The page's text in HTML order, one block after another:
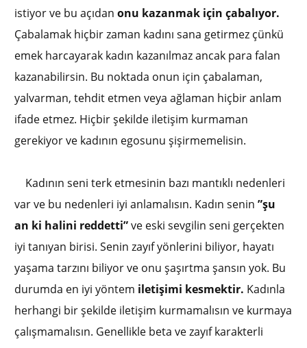
istiyor ve bu açıdanonu kazanmak için çabalıyor.
Çabalamak hiçbir zaman kadını sana getirmez çünkü
emek harcayarak kadın kazanılmaz ancak para falan
kazanabilirsin. Bu noktada onun için çabalaman,
yalvarman, tehdit etmen veya ağlaman hiçbir anlam
ifade etmez. Hiçbir şekilde iletişim kurmaman
gerekiyor ve kadının egosunu şişirmemelisin.
Kadının seni terk etmesinin bazı mantıklı nedenleri
var ve bu nedenleri iyi anlamalısın. Kadın senin”şu
an ki halini reddetti”ve eski sevgilin seni gerçekten
iyi tanıyan birisi. Senin zayıf yönlerini biliyor, hayatı
yaşama tarzını biliyor ve onu şaşırtma şansın yok. Bu
durumda en iyi yöntem iletişimi kesmektir. Kadınla
herhangi bir şekilde iletişim kurmamalısın ve kurmaya
çalışmamalısın. Genellikle beta ve zayıf karakterli